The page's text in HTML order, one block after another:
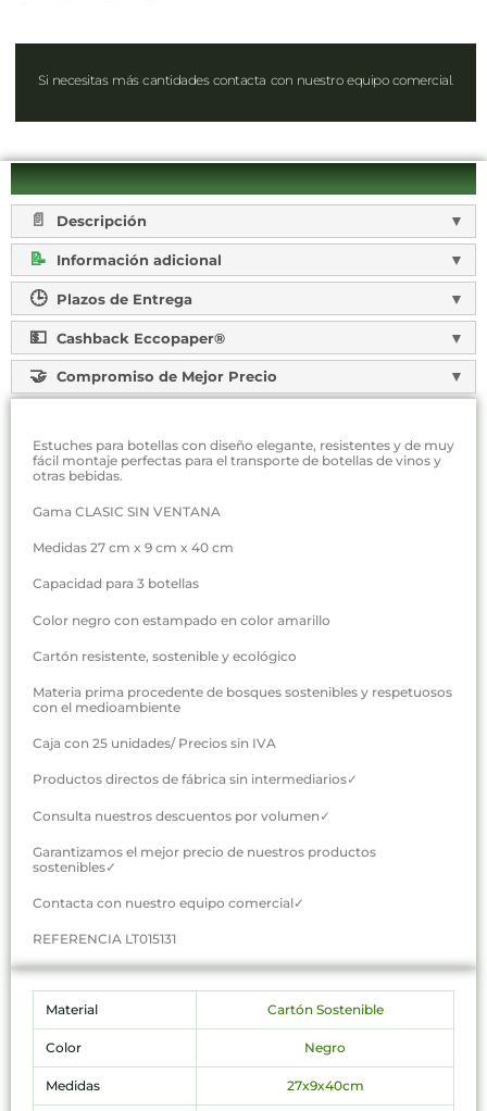
Si necesitas más cantidades contacta con nuestro equipo comercial.
Descripción
Información adicional
Plazos de Entrega
Cashback Eccopaper®
Compromiso de Mejor Precio
Estuches para botellas con diseño elegante, resistentes y de muy
fácil montaje perfectas para el transporte de botellas de vinos y
otras bebidas.
Gama CLASIC SIN VENTANA
Medidas 27 cm x 9 cm x 40 cm
Capacidad para 3 botellas
Color negro con estampado en color amarillo
Cartón resistente, sostenible y ecológico
Materia prima procedente de bosques sostenibles y respetuosos
con el medioambiente
Caja con 25 unidades/ Precios sin IVA
Productos directos de fábrica sin intermediarios✓
Consulta nuestros descuentos por volumen✓
Garantizamos el mejor precio de nuestros productos
sostenibles✓
Contacta con nuestro equipo comercial✓
REFERENCIA LT015131
Material Cartón Sostenible
Color Negro
Medidas 27x9x40cm